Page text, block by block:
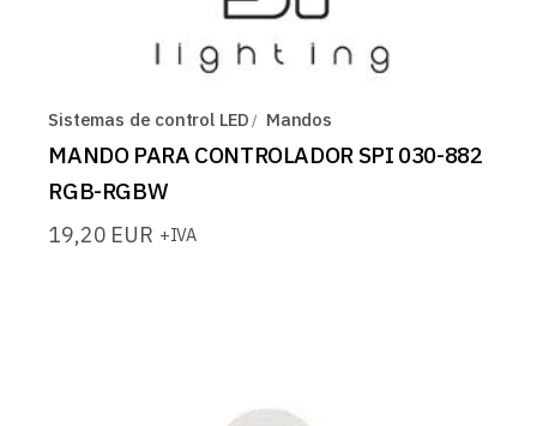
Sistemas de control LED Mandos
MANDO PARA CONTROLADOR SPI 030-882
RGB-RGBW
19,20 EUR +IVA